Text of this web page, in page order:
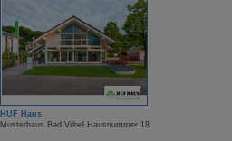
HUF Haus
Musterhaus Bad Vilbel Hausnummer 18